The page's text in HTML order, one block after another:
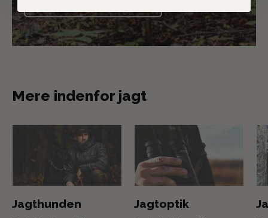
Mere indenfor jagt
Jagthunden Jagtoptik